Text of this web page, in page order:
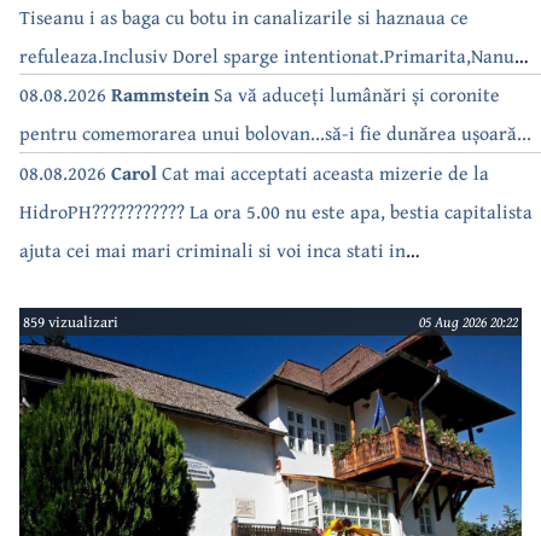
Tiseanu i as baga cu botu in canalizarile si haznaua ce
refuleaza.Inclusiv Dorel sparge intentionat.Primarita,Nanu
bea apa de la robinet.Asta as intreba o si pe Izabel Mitrea
08.08.2026 RammsteinSa vă aduceți lumânări și coronite
pentru comemorarea unui bolovan...să-i fie dunărea ușoară...
08.08.2026 CarolCat mai acceptati aceasta mizerie de la
HidroPH??????????? La ora 5.00 nu este apa, bestia capitalista
ajuta cei mai mari criminali si voi inca stati in
859 vizualizari 05 Aug 2026 20:22